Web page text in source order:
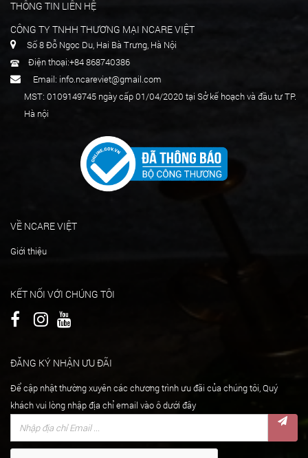
THÔNG TIN LIÊN HỆ
CÔNG TY TNHH THƯƠNG MẠI NCARE VIỆT
Số 8 Đỗ Ngọc Du, Hai Bà Trưng, Hà Nội
Điện thoại:+84 868740386
Email: info.ncareviet@gmail.com
MST: 0109149745 ngày cấp 01/04/2020 tại Sở kế hoạch và đầu tư TP.
Hà nội
VỀ NCARE VIỆT
Giới thiệu
KẾT NỐI VỚI CHÚNG TÔI
ĐĂNG KÝ NHẬN ƯU ĐÃI
Để cập nhật thường xuyên các chương trình ưu đãi của chúng tôi, Quý
khách vui lòng nhập địa chỉ email vào ô dưới đây